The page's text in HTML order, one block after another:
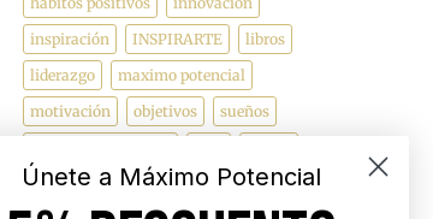
inspiración
INSPIRARTE
libros
liderazgo
maximo potencial
motivación
objetivos
sueños
Únete a Máximo Potencial